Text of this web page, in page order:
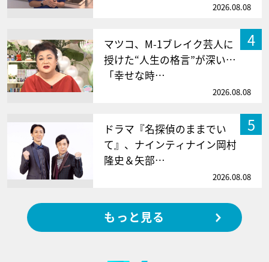
2026.08.08
4
マツコ、M-1ブレイク芸人に
授けた“人生の格言”が深い…
「幸せな時…
2026.08.08
5
ドラマ『名探偵のままでい
て』、ナインティナイン岡村
隆史＆矢部…
2026.08.08
もっと見る